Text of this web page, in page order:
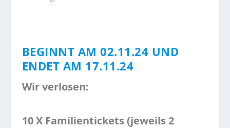
BEGINNT AM 02.11.24 UND
ENDET AM 17.11.24
Wir verlosen:
10 X Familientickets (jeweils 2